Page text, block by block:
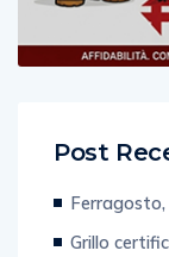
Post
Grillo